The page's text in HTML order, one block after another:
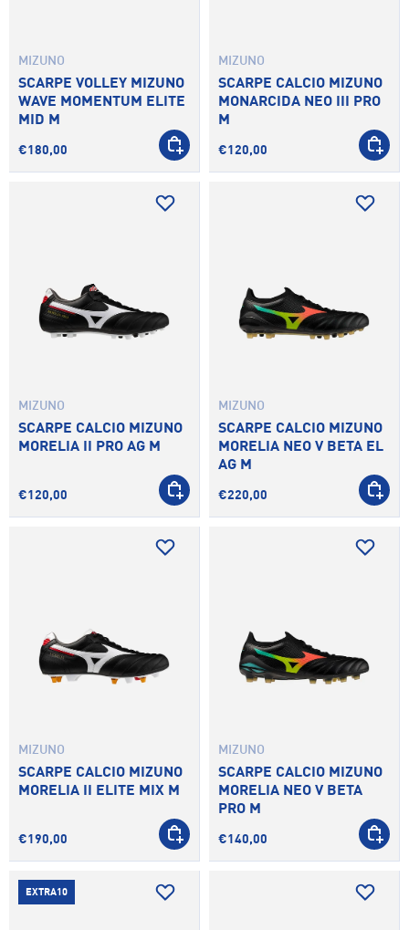
MIZUNO
SCARPE VOLLEY MIZUNO
WAVE MOMENTUM ELITE
MID M
€180,00
SCEGLI OPZIONI
MIZUNO
SCARPE CALCIO MIZUNO
MONARCIDA NEO III PRO
M
€120,00
MIZUNO
SCARPE CALCIO MIZUNO
MORELIA II PRO AG M
€120,00
SCEGLI OPZIONI
MIZUNO
SCARPE CALCIO MIZUNO
MORELIA NEO V BETA EL
AG M
€220,00
SCEGLI
MIZUNO
SCARPE CALCIO MIZUNO
MORELIA II ELITE MIX M
€190,00
SCEGLI OPZIONI
MIZUNO
SCARPE CALCIO MIZUNO
MORELIA NEO V BETA
PRO M
€140,00
EXTRA10